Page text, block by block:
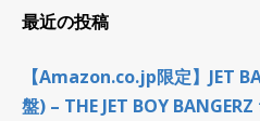
最近の投稿
【Amazon.co.jp限定】JET
盤) – THE JET BOY